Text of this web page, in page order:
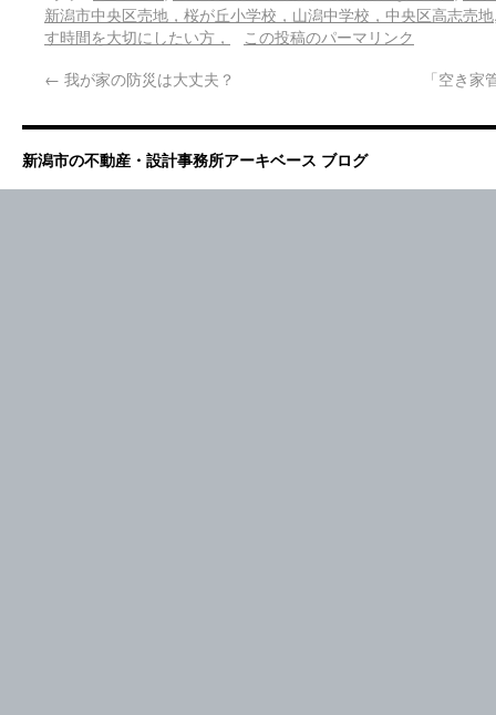
新潟市中央区売地，桜が丘小学校，山潟中学校，中央区高志売地
す時間を大切にしたい方，
この投稿のパーマリンク
← 我が家の防災は大丈夫？ 「空き
新潟市の不動産・設計事務所アーキベース ブログ